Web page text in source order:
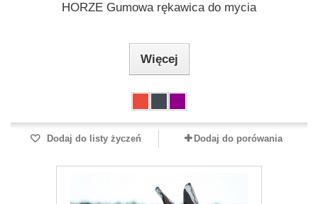
HORZE Gumowa rękawica do mycia
Więcej
Dodaj do listy życzeń Dodaj do porówania